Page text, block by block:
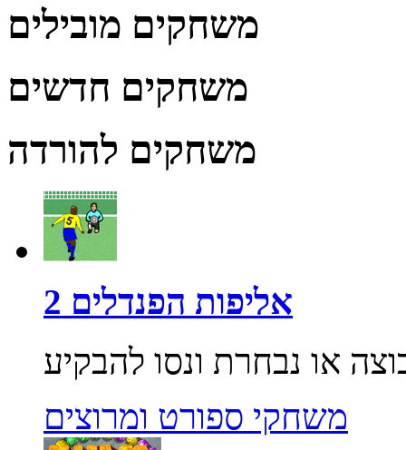
משחקים מובילים
משחקים חדשים
משחקים להורדה
אליפות הפנדלים 2
משחקי ספורט ומרוצים